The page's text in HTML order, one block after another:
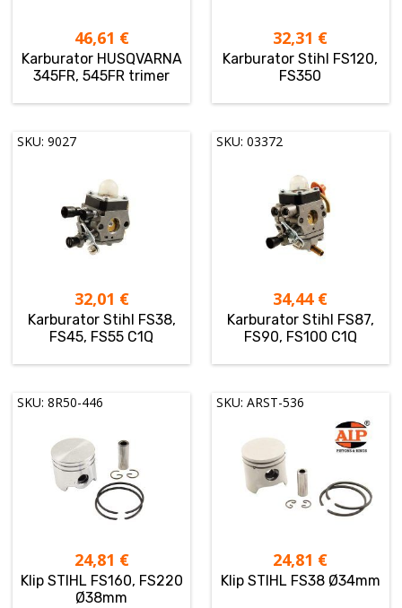
46,61 €
Karburator HUSQVARNA
345FR, 545FR trimer
32,31 €
Karburator Stihl FS120,
FS350
SKU: 9027
32,01 €
Karburator Stihl FS38,
FS45, FS55 C1Q
SKU: 03372
34,44 €
Karburator Stihl FS87,
FS90, FS100 C1Q
SKU: 8R50-446
24,81 €
Klip STIHL FS160, FS220
Ø38mm
SKU: ARST-536
24,81 €
Klip STIHL FS38 Ø34mm